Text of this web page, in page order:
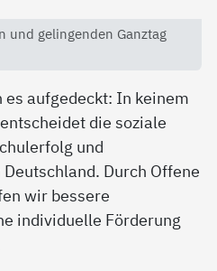
und gelingenden Ganztag
es aufgedeckt: In keinem
die soziale
und
Durch Offene
wir bessere
individuelle Förderung